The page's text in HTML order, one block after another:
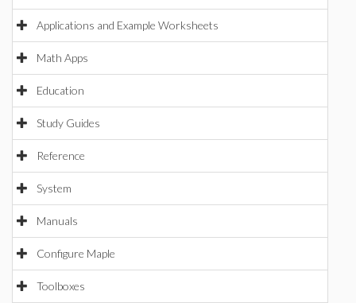
Applications and Example Worksheets
Math Apps
Education
Study Guides
Reference
System
Manuals
Configure Maple
Toolboxes